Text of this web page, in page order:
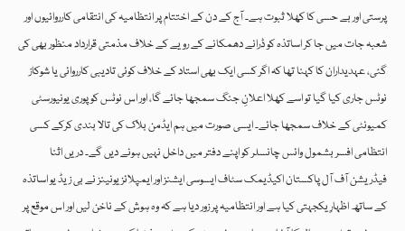
پرستی اور بے حسی کا کھلا ثبوت ہے۔ آج کے دن کے اختتام پر انتظامیہ کی انتقامی کارروائیوں اور
شعبہ جات میں جا کر اساتذہ کو ڈرانے دھمکانے کے رویے کے خلاف مذمتی قرارداد منظور بھی کی
گئی، عہدیداران کا کہنا تھا کہ اگر کسی ایک بھی استاد کے خلاف کوئی تادیبی کارروائی یا شوکاز
نوٹس جاری کیا گیا تو اسے کھلا اعلانِ جنگ سمجھا جائے گا، اور اس نوٹس کو پوری یونیورسٹی
کمیونٹی کے خلاف سمجھا جائے۔ ایسی صورت میں ہم ایڈمن بلاک کی تالا بندی کرکے کسی
انتظامی افسر بشمول وائس چانسلر کو اپنے دفتر میں داخل نہیں ہونے دیں گے۔ دریں اثنا
فیڈریشن آف آل پاکستان اکیڈیمک سٹاف ایسوسی ایشنز اور ایمپلائز یونینز نے بی زیڈ یو اساتذہ
کے ساتھ اظہارِ یکجہتی کیا ہے اور انتظامیہ پر زور دیا ہے کہ وہ ہوش کے ناخن لیں اور اس موقع پر